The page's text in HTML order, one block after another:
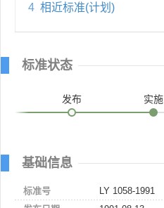
4 相近标准(计划)
标准状态
发布 实施
基础信息
标准号
LY 1058-1991